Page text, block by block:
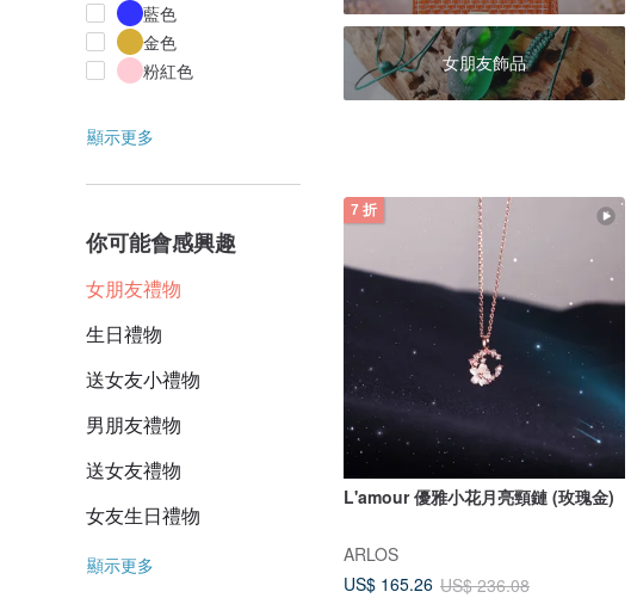
藍色
金色
粉紅色
顯示更多
你可能會感興趣
女朋友禮物
生日禮物
送女友小禮物
男朋友禮物
送女友禮物
女友生日禮物
顯示更多
女朋友飾品
7 折
L'amour 優雅小花月亮頸鏈 (玫瑰金)
ARLOS
US$ 165.26 US$ 236.08